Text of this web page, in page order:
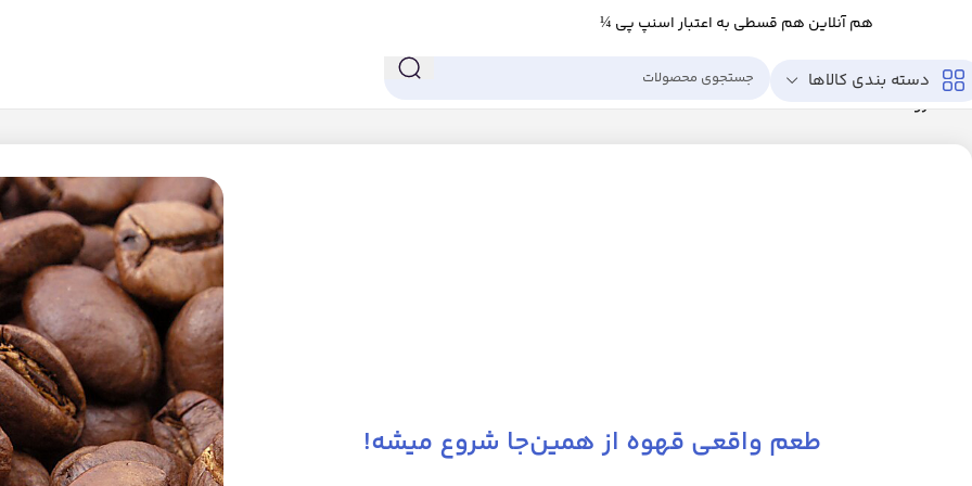
هم آنلاین هم قسطی به اعتبار اسنپ پی ¼
دسته بندی کالاها
فروشگاه
طعم واقعی قهوه از همین‌جا شروع میشه!